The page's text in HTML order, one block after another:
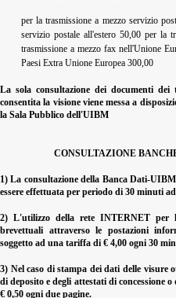
per la trasmissione a mezzo servizio
servizio postale all'estero 50,00 per la
trasmissione a mezzo fax nell'Unione
Paesi Extra Unione Europea 300,00
La sola consultazione dei documenti
consentita la visione viene messa a
la Sala Pubblico dell'UIBM
CONSULTAZIONE
1) La consultazione della Banca Dati-
essere effettuata per periodo di 30 minuti
2) L'utilizzo della rete INTERNET per
brevettuali attraverso le postazioni
soggetto ad una tariffa di € 4,00 ogni 30
3) Nel caso di stampa dei dati delle visure
di deposito e degli attestati di concessione
€ 0,50 ogni due pagine.